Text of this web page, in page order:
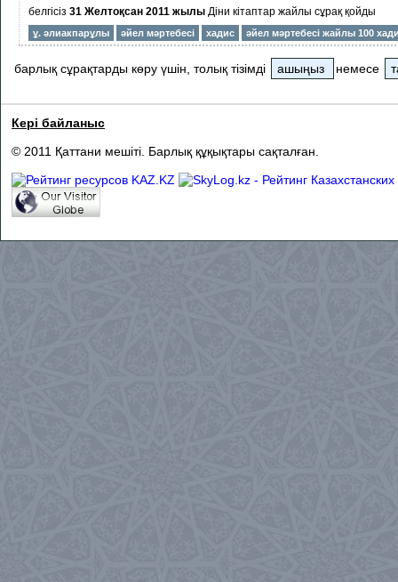
белгісіз 31 Желтоқсан 2011 жылы Діни кітаптар жайлы сұрақ қойды
ұ. әлиакпарұлы әйел мәртебесі хадис әйел мәртебесі жайлы 100
барлық сұрақтарды көру үшін, толық тізімді ашыңыз немесе
Кері байланыс
© 2011 Қаттани мешіті. Барлық құқықтары сақталған.